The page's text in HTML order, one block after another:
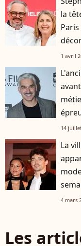
la
1 avril
14
La
4 mars
Les